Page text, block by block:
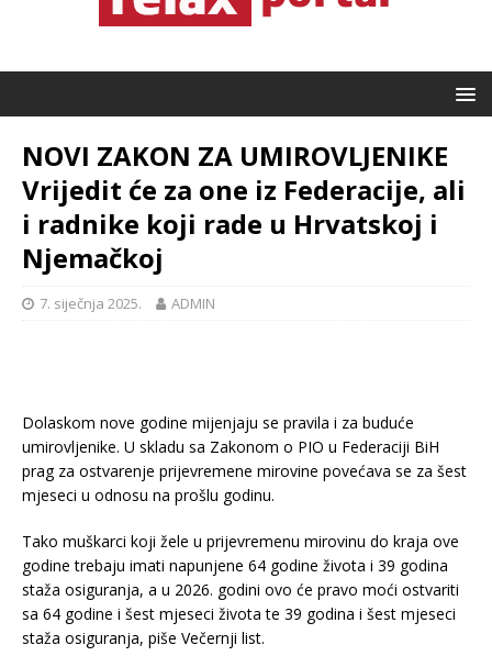
NOVI ZAKON ZA UMIROVLJENIKE
Vrijedit će za one iz Federacije, ali
i radnike koji rade u Hrvatskoj i
Njemačkoj
7. siječnja 2025. ADMIN
Dolaskom nove godine mijenjaju se pravila i za buduće
umirovljenike. U skladu sa Zakonom o PIO u Federaciji BiH
prag za ostvarenje prijevremene mirovine povećava se za šest
mjeseci u odnosu na prošlu godinu.
Tako muškarci koji žele u prijevremenu mirovinu do kraja ove
godine trebaju imati napunjene 64 godine života i 39 godina
staža osiguranja, a u 2026. godini ovo će pravo moći ostvariti
sa 64 godine i šest mjeseci života te 39 godina i šest mjeseci
staža osiguranja, piše Večernji list.